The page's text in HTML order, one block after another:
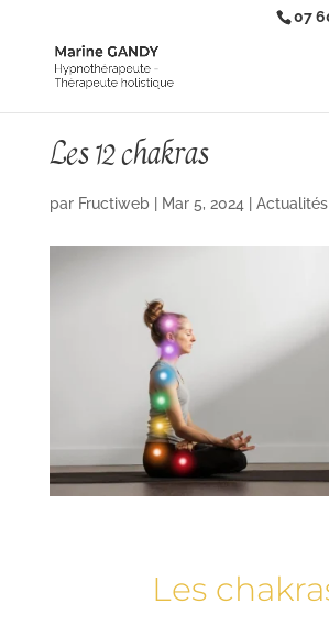
07
Les 12 chakras
par Fructiweb| Mar 5, 2024 Actualités
Les